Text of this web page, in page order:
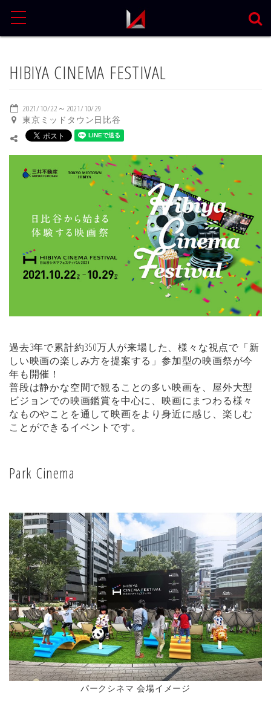
MENU
HIBIYA CINEMA FESTIVAL
2021/10/22～2021/10/29
東京ミッドタウン日比谷
過去3年で累計約350万人が来場した、様々な視点で「新
しい映画の楽しみ方を提案する」参加型の映画祭が今
年も開催！
普段は静かな空間で観ることの多い映画を、屋外大型
ビジョンでの映画鑑賞を中心に、映画にまつわる様々
なものやことを通して映画をより身近に感じ、楽しむ
ことができるイベントです。
Park Cinema
パークシネマ 会場イメージ